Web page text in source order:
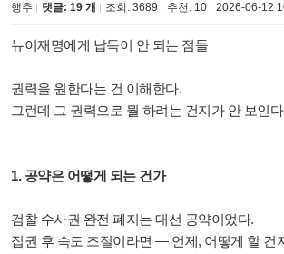
행추 댓글: 19 개 조회: 3689 추천: 10 2026-06-12
뉴이재명에게 납득이 안 되는 점들
권력을 원한다는 건 이해한다.
그런데 그 권력으로 뭘 하려는 건지가 안 보인
1. 공약은 어떻게 되는 건가
검찰 수사권 완전 폐지는 대선 공약이었다.
집권 후 속도 조절이라면 — 언제, 어떻게 할 건